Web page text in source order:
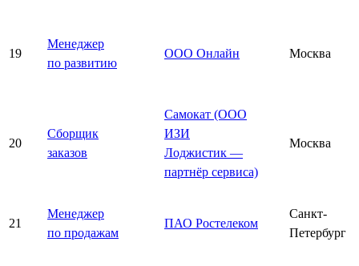
19
Менеджер
по развитию
ООО Онлайн Москва
20
Сборщик
заказов
Самокат (ООО
ИЗИ
Лоджистик —
партнёр сервиса)
Москва
21
Менеджер
по продажам
ПАО Ростелеком
Санкт-
Петербург